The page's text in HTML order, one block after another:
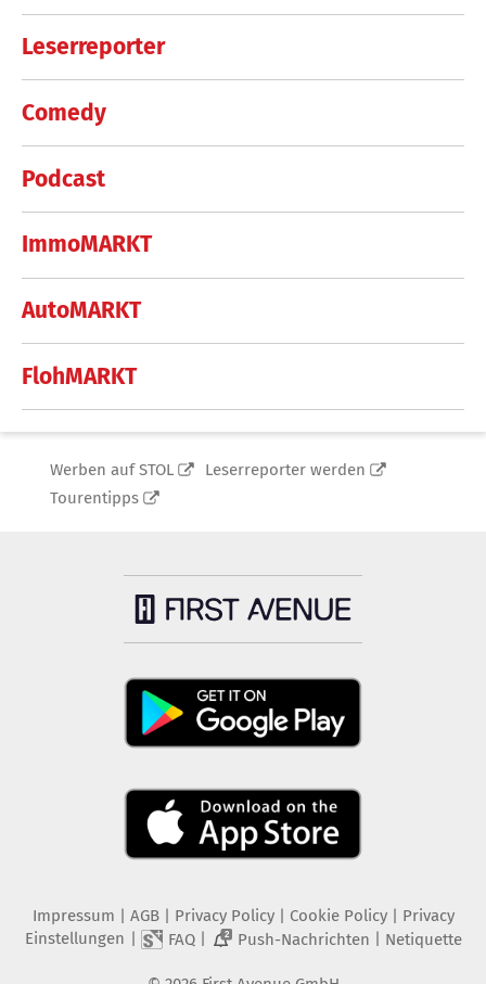
Leserreporter
Comedy
Podcast
ImmoMARKT
AutoMARKT
FlohMARKT
Werben auf STOL
Leserreporter werden
Tourentipps
Impressum | AGB | Privacy Policy| Cookie Policy| Privacy
Einstellungen | FAQ| 2 Push-Nachrichten | Netiquette